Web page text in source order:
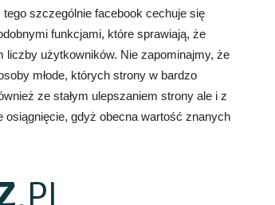
szczególnie facebook cechuje się
funkcjami, które sprawiają, że
liczby użytkowników. Nie zapominajmy, że
młode, których strony w bardzo
ze stałym ulepszaniem strony ale i z
gdyż obecna wartość znanych